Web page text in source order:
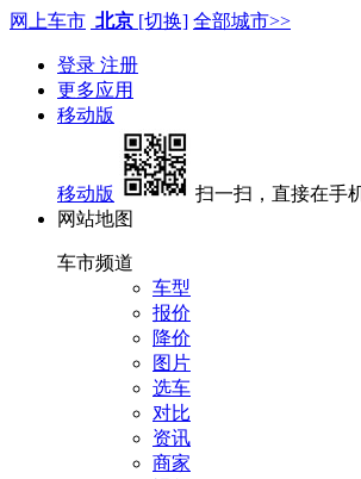
网上车市 北京 [切换] 全部城市>>
登录 注册
更多应用
移动版
移动版
扫一扫，直接在手
网站地图
车市频道
车型
报价
降价
图片
选车
对比
资讯
商家